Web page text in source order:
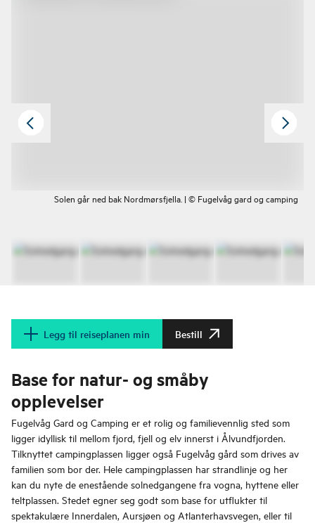
Solen går ned bak Nordmørsfjella. | © Fugelvåg gard og camping
Legg til reiseplanen min Bestill
Base for natur- og småby
opplevelser
Fugelvåg Gard og Camping er et rolig og familievennlig sted som
ligger idyllisk til mellom fjord, fjell og elv innerst i Ålvundfjorden.
Tilknyttet campingplassen ligger også Fugelvåg gård som drives av
familien som bor der. Hele campingplassen har strandlinje og her
kan du nyte de enestående solnedgangene fra vogna, hyttene eller
teltplassen. Stedet egner seg godt som base for utflukter til
spektakulære Innerdalen, Aursjøen og Atlanterhavsvegen, eller til